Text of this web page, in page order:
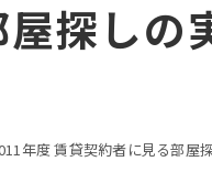
探しの
年度 賃貸契約者に⾒る部屋